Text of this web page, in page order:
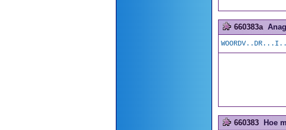
660383a
WOORDV..DR...I..
660383 Hoe